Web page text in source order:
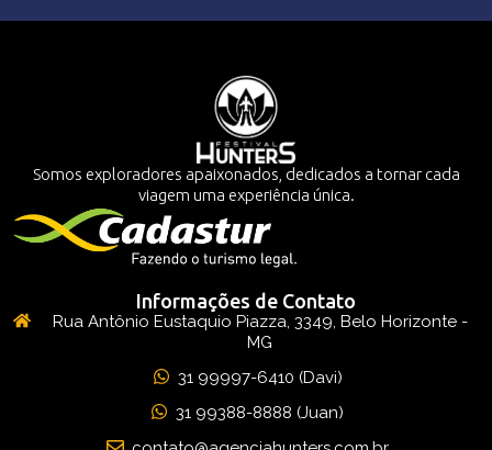
Somos exploradores apaixonados, dedicados a tornar cada
viagem uma experiência única.
Informações de Contato
Rua Antônio Eustaquio Piazza, 3349, Belo Horizonte -
MG
31 99997-6410 (Davi)
31 99388-8888 (Juan)